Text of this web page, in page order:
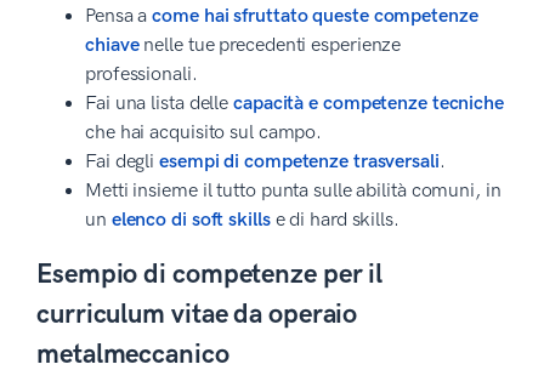
Pensa acome hai sfruttato queste competenze
chiavenelle tue precedenti esperienze
professionali.
Fai una lista delle capacità e competenze tecniche
che hai acquisito sul campo.
Fai degli esempi di competenze trasversali.
Metti insieme il tutto punta sulle abilità comuni, in
un elenco di soft skillse di hard skills.
Esempio di competenze per il
curriculum vitae da operaio
metalmeccanico